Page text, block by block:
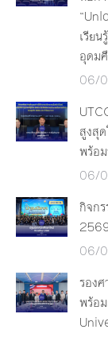
เรีย
อุดม
06/
สูงสุ
พร้อ
06/
กิจก
06/
รอง
พร้อ